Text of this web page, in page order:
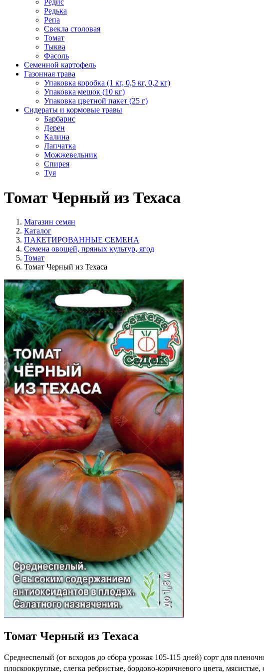
Редис
Редька
Репа
Свекла столовая
Томат
Тыква
Фасоль
Семенной картофель
Газонная трава
Упаковка коробка (1 кг, 0,5 кг, 0,2 кг)
Упаковка мешок (10 кг)
Упаковка цветной пакет (25 г)
Сидераты и кормовые травы
Барбарис
Дерен
Калина
Лапчатка
Можжевельник
Спирея
Туя
Томат Черный из Техаса
Магазин семян
Каталог
ПАКЕТИРОВАННЫЕ СЕМЕНА
Семена овощей, пряных культур, ягод
Томат
Томат Черный из Техаса
Томат Черный из Техаса
Среднеспелый (от всходов до сбора урожая 105-115 дней) сорт для
плоскоокруглые, слегка ребристые, бордово-коричневого цвета,